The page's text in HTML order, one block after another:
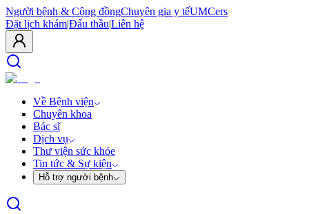
Người bệnh & Cộng đồngChuyên gia y tếUMCers
Đặt lịch khám|Đấu thầu|Liên hệ
Về Bệnh viện
Chuyên khoa
Bác sĩ
Dịch vụ
Thư viện sức khỏe
Tin tức & Sự kiện
Hỗ trợ người bệnh